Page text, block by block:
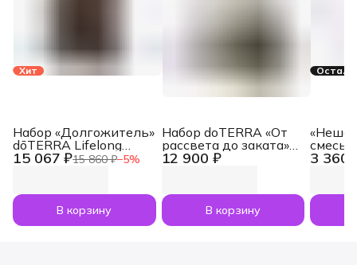
Хит
15 067 ₽15 860 ₽−5%
Набор «Долгожитель»
dōTERRA Lifelong
Vitality Pack, 3x120
В корзину
12 900 ₽
Набор doTERRA «От
рассвета до заката»
увлажнитель воздуха
по 5 мл
В корзину
3 360
смесь